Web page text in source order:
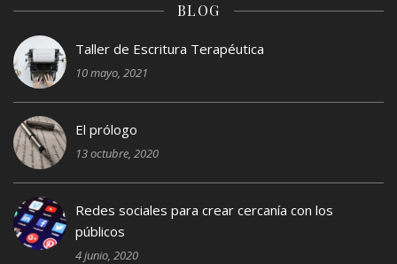
BLOG
Taller de Escritura Terapéutica
10 mayo, 2021
El prólogo
13 octubre, 2020
Redes sociales para crear cercanía con los
públicos
4 junio, 2020